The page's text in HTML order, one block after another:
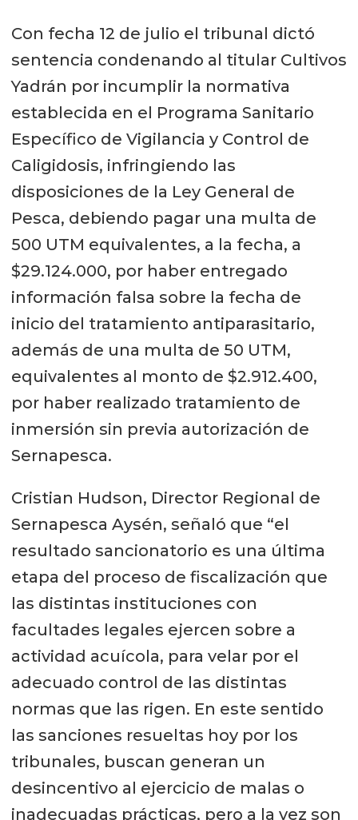
Con fecha 12 de julio el tribunal dictó
sentencia condenando al titular Cultivos
Yadrán por incumplir la normativa
establecida en el Programa Sanitario
Específico de Vigilancia y Control de
Caligidosis, infringiendo las
disposiciones de la Ley General de
Pesca, debiendo pagar una multa de
500 UTM equivalentes, a la fecha, a
$29.124.000, por haber entregado
información falsa sobre la fecha de
inicio del tratamiento antiparasitario,
además de una multa de 50 UTM,
equivalentes al monto de $2.912.400,
por haber realizado tratamiento de
inmersión sin previa autorización de
Sernapesca.
Cristian Hudson, Director Regional de
Sernapesca Aysén, señaló que “el
resultado sancionatorio es una última
etapa del proceso de fiscalización que
las distintas instituciones con
facultades legales ejercen sobre a
actividad acuícola, para velar por el
adecuado control de las distintas
normas que las rigen. En este sentido
las sanciones resueltas hoy por los
tribunales, buscan generan un
desincentivo al ejercicio de malas o
inadecuadas prácticas, pero a la vez son